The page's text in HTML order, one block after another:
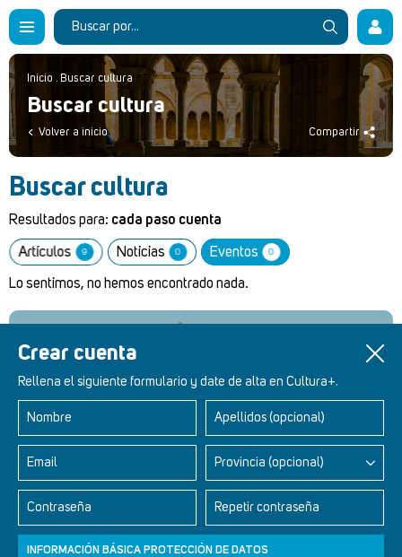
Crear cuenta
Rellena el siguiente formulario y date de alta en Cultura+.
Nombre Apellidos (opcional)
Email Provincia (opcional)
Contraseña Repetir contraseña
INFORMACIÓN BÁSICA PROTECCIÓN DE DATOS
Inicio . Buscar cultura
Buscar cultura
Volver a inicio Compartir
Buscar cultura
Resultados para: cada paso cuenta
Artículos 9 Noticias 0 Eventos 0
Lo sentimos, no hemos encontrado nada.
Retablos Renacentistas Este de León